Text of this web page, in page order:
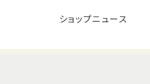
ショップニュース